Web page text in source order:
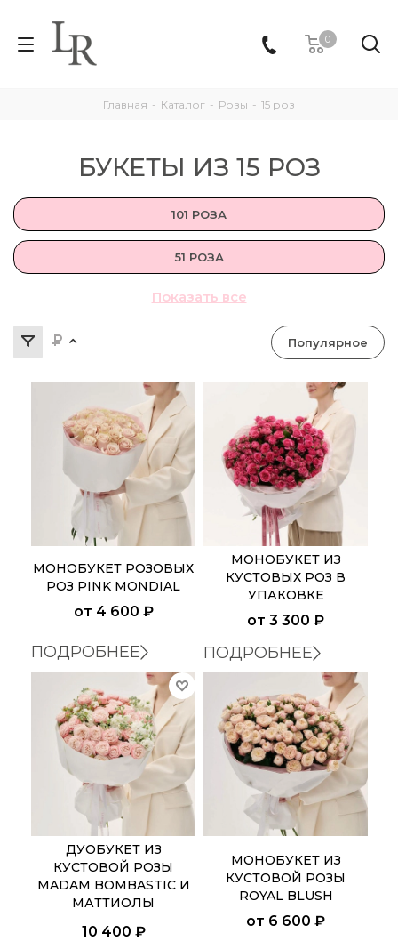
0
Главная - Каталог - Розы - 15 роз
БУКЕТЫ ИЗ 15 РОЗ
101 РОЗА
25 РОЗ
51 РОЗА
7 РОЗ
9 РОЗ
КУСТОВЫЕ
ПИОНОВИДНЫЕ РОЗЫ
ФРАНЦУЗСКИЕ РОЗЫ
РОЗОВЫЕ
БЕЛЫЕ
В КОРЗИНКЕ
В КОРОБКЕ
Показать все
Популярное
МОНОБУКЕТ РОЗОВЫХ
РОЗ PINK MONDIAL
от 4 600 ₽
ПОДРОБНЕЕ
МОНОБУКЕТ ИЗ
КУСТОВЫХ РОЗ В
УПАКОВКЕ
от 3 300 ₽
ПОДРОБНЕЕ
ДУОБУКЕТ ИЗ
КУСТОВОЙ РОЗЫ
MADAM BOMBASTIC И
МАТТИОЛЫ
10 400 ₽
МОНОБУКЕТ ИЗ
КУСТОВОЙ РОЗЫ
ROYAL BLUSH
от 6 600 ₽